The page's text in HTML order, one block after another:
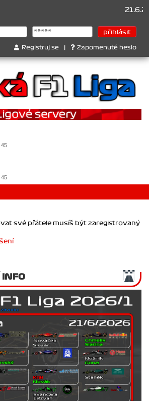
Registruj se Zapomenuté heslo
45
45
své přátele musíš být zaregistrovaný
INFO